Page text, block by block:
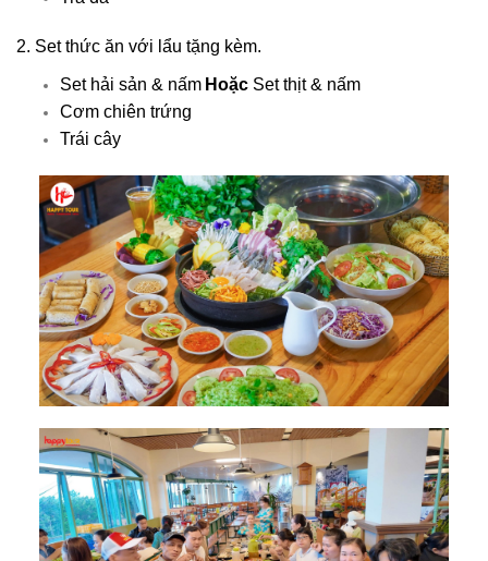
2. Set thức ăn với lẩu tặng kèm.
Set hải sản & nấm Hoặc Set thịt & nấm
Cơm chiên trứng
Trái cây